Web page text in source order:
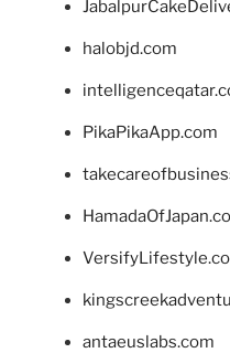
halobjd.com
PikaPikaApp.com
antaeuslabs.com